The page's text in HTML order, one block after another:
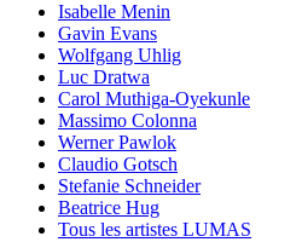
Isabelle Menin
Gavin Evans
Wolfgang Uhlig
Luc Dratwa
Carol Muthiga-Oyekunle
Massimo Colonna
Werner Pawlok
Claudio Gotsch
Stefanie Schneider
Beatrice Hug
Tous les artistes LUMAS